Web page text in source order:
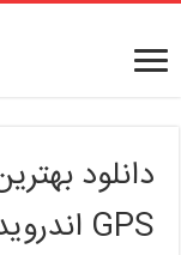
دانلود
GPS اندروید Navitel